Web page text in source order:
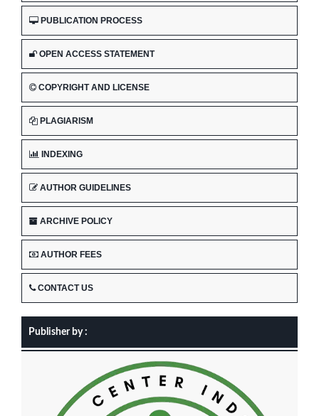
PUBLICATION PROCESS
OPEN ACCESS STATEMENT
COPYRIGHT AND LICENSE
PLAGIARISM
INDEXING
AUTHOR GUIDELINES
ARCHIVE POLICY
AUTHOR FEES
CONTACT US
Publisher by :